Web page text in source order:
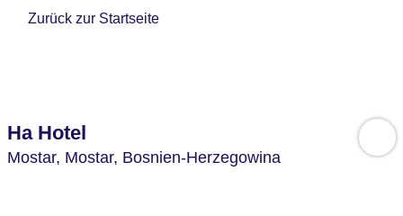
Zurück zur Startseite
Ha Hotel
Mostar, Mostar, Bosnien-Herzegowina